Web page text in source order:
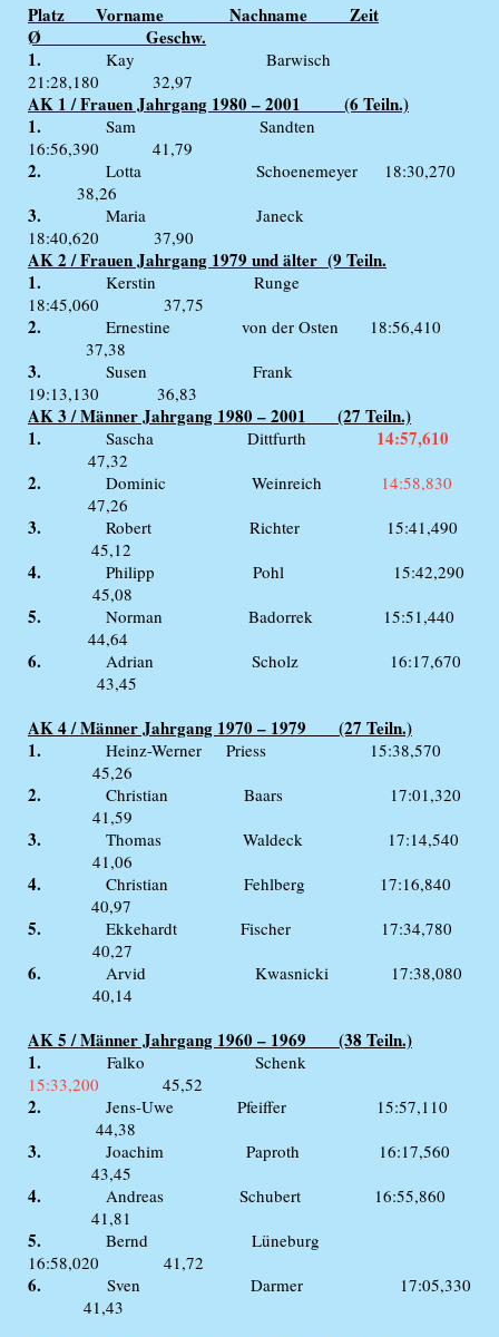
Platz Vorname Nachname Zeit
Ø Geschw.
1.
Kay Barwisch
21:28,180 32,97
AK 1 / Frauen Jahrgang 1980 – 2001 (6 Teiln.)
1.
Sam Sandten
16:56,390 41,79
2.
Lotta Schoenemeyer 18:30,270
38,26
3.
Maria Janeck
18:40,620 37,90
AK 2 / Frauen Jahrgang 1979 und älter (9 Teiln.
1.
Kerstin Runge
18:45,060 37,75
2.
Ernestine von der Osten 18:56,410
37,38
3.
Susen Frank
19:13,130 36,83
AK 3 / Männer Jahrgang 1980 – 2001 (27 Teiln.)
1.
Sascha Dittfurth 14:57,610
47,32
2. Dominic Weinreich
14:58,830
47,26
3.
Robert Richter 15:41,490
45,12
4.
Philipp Pohl 15:42,290
45,08
5.
Norman Badorrek 15:51,440
44,64
6.
Adrian Scholz 16:17,670
43,45
AK 4 / Männer Jahrgang 1970 – 1979 (27 Teiln.)
1.
Heinz-Werner Priess 15:38,570
45,26
2.
Christian Baars 17:01,320
41,59
3.
Thomas Waldeck 17:14,540
41,06
4.
Christian Fehlberg 17:16,840
40,97
5.
Ekkehardt Fischer 17:34,780
40,27
6.
Arvid Kwasnicki 17:38,080
40,14
AK 5 / Männer Jahrgang 1960 – 1969 (38 Teiln.)
1.
Falko Schenk
15:33,200
45,52
2.
Jens-Uwe Pfeiffer 15:57,110
44,38
3.
Joachim Paproth 16:17,560
43,45
4.
Andreas Schubert 16:55,860
41,81
5.
Bernd Lüneburg
16:58,020 41,72
6.
Sven Darmer 17:05,330
41,43